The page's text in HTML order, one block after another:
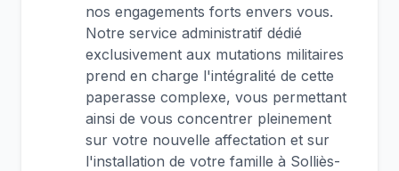
nos engagements forts envers vous.
Notre service administratif dédié
exclusivement aux mutations militaires
prend en charge l'intégralité de cette
paperasse complexe, vous permettant
ainsi de vous concentrer pleinement
sur votre nouvelle affectation et sur
l'installation de votre famille à Solliès-